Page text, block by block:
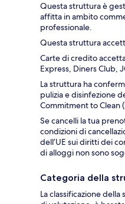
Questa struttura è
affitta in ambito
professionale.
Questa struttura
Carte di credito
Express, Diners Club,
La struttura ha
pulizia e disinfezione
Commitment to Clean
Se cancelli la tua
condizioni di
dell’UE sui diritti dei
di alloggi non sono
Categoria della
La classificazione